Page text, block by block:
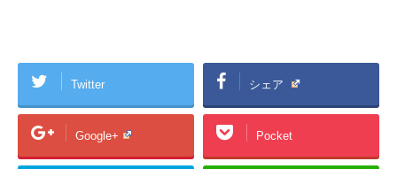
Twitter シェア
Google+ Pocket